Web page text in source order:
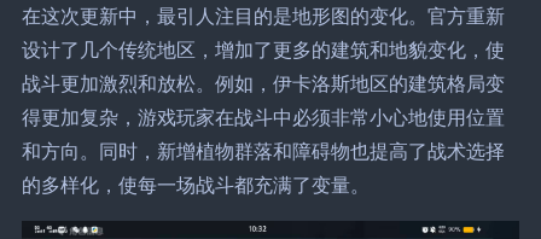
在这次更新中，最引人注目的是地形图的变化。官方重新
设计了几个传统地区，增加了更多的建筑和地貌变化，使
战斗更加激烈和放松。例如，伊卡洛斯地区的建筑格局变
得更加复杂，游戏玩家在战斗中必须非常小心地使用位置
和方向。同时，新增植物群落和障碍物也提高了战术选择
的多样化，使每一场战斗都充满了变量。